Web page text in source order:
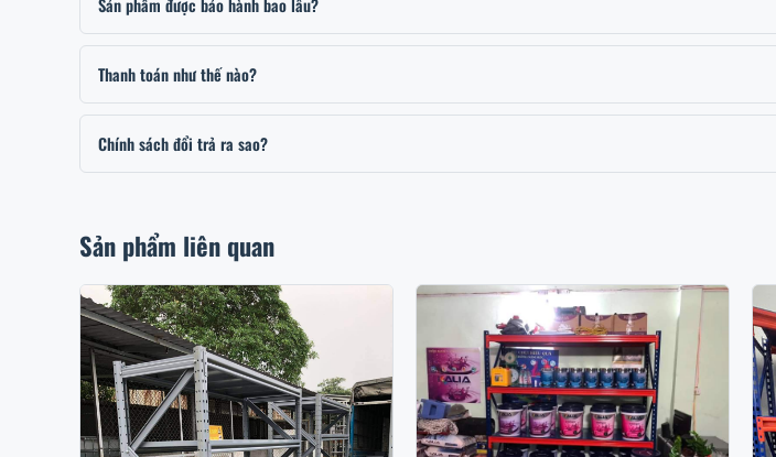
Sản phẩm được bảo hành bao lâu?
Thanh toán như thế nào?
Chính sách đổi trả ra sao?
Sản phẩm liên quan